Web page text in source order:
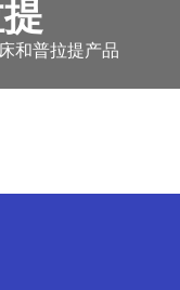
和普拉提产品